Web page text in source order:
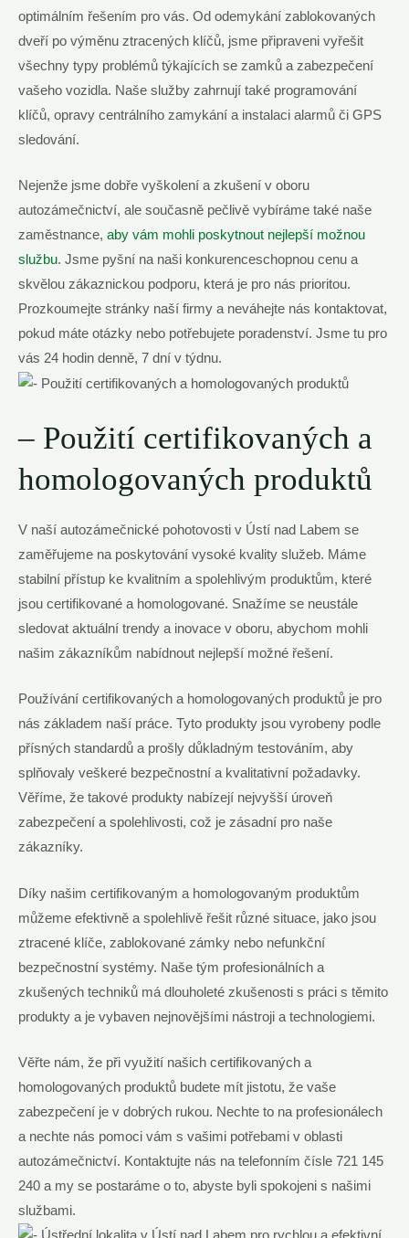
optimálním řešením pro vás. Od odemykání zablokovaných
dveří po výměnu ztracených klíčů, jsme připraveni vyřešit
všechny typy problémů týkajících se zamků a zabezpečení
vašeho vozidla. Naše služby zahrnují také programování
klíčů, opravy centrálního zamykání a instalaci alarmů či GPS
sledování.
Nejenže jsme dobře vyškolení a zkušení v oboru
autozámečnictví, ale současně pečlivě vybíráme také naše
zaměstnance, aby vám mohli poskytnout nejlepší možnou
službu. Jsme pyšní na naši konkurenceschopnou cenu a
skvělou zákaznickou podporu, která je pro nás prioritou.
Prozkoumejte stránky naší firmy a neváhejte nás kontaktovat,
pokud máte otázky nebo potřebujete poradenství. Jsme tu pro
vás 24 hodin denně, 7 dní v týdnu.
– Použití certifikovaných a
homologovaných produktů
V naší autozámečnické pohotovosti v Ústí nad Labem se
zaměřujeme na poskytování vysoké kvality služeb. Máme
stabilní přístup ke kvalitním a spolehlivým produktům, které
jsou certifikované a homologované. Snažíme se neustále
sledovat aktuální trendy a inovace v oboru, abychom mohli
našim zákazníkům nabídnout nejlepší možné řešení.
Používání certifikovaných a homologovaných produktů je pro
nás základem naší práce. Tyto produkty jsou vyrobeny podle
přísných standardů a prošly důkladným testováním, aby
splňovaly veškeré bezpečnostní a kvalitativní požadavky.
Věříme, že takové produkty nabízejí nejvyšší úroveň
zabezpečení a spolehlivosti, což je zásadní pro naše
zákazníky.
Díky našim certifikovaným a homologovaným produktům
můžeme efektivně a spolehlivě řešit různé situace, jako jsou
ztracené klíče, zablokované zámky nebo nefunkční
bezpečnostní systémy. Naše tým profesionálních a
zkušených techniků má dlouholeté zkušenosti s práci s těmito
produkty a je vybaven nejnovějšími nástroji a technologiemi.
Věřte nám, že při využití našich certifikovaných a
homologovaných produktů budete mít jistotu, že vaše
zabezpečení je v dobrých rukou. Nechte to na profesionálech
a nechte nás pomoci vám s vašimi potřebami v oblasti
autozámečnictví. Kontaktujte nás na telefonním čísle 721 145
240 a my se postaráme o to, abyste byli spokojeni s našimi
službami.